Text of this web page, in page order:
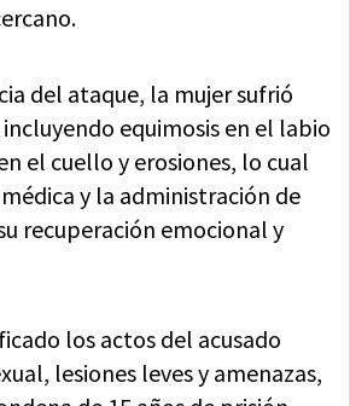
del ataque, la mujer sufrió
equimosis en el labio
el cuello y erosiones, lo cual
y la administración de
recuperación emocional y
los actos del acusado
lesiones leves y amenazas,